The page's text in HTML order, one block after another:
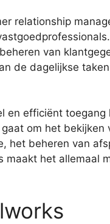
relationship
van
de dagelijkse
en efficiënt
om het bekijken
het beheren van
maakt het allemaal